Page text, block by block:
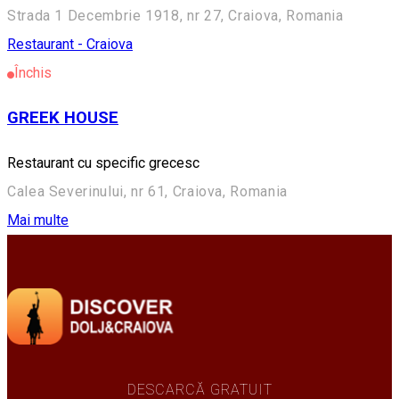
Strada 1 Decembrie 1918, nr 27, Craiova, Romania
Restaurant - Craiova
Închis
GREEK HOUSE
Restaurant cu specific grecesc
Calea Severinului, nr 61, Craiova, Romania
Mai multe
DESCARCĂ GRATUIT